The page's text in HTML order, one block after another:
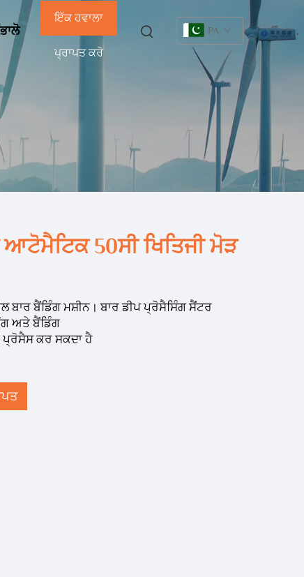
ਇੱਕ ਹਵਾਲਾ
ਪ੍ਰਾਪਤ ਕਰੋ
PA
ਆਟੋਮੈਟਿਕ 50ਸੀ ਖਿਤਿਜੀ ਮੋੜ
ਬਾਰ ਬੈਂਡਿੰਗ ਮਸ਼ੀਨ। ਬਾਰ ਡੀਪ ਪ੍ਰੋਸੈਸਿੰਗ ਸੈਂਟਰ
ਅਤੇ ਬੈਂਡਿੰਗ
ਪ੍ਰੋਸੈਸ ਕਰ ਸਕਦਾ ਹੈ